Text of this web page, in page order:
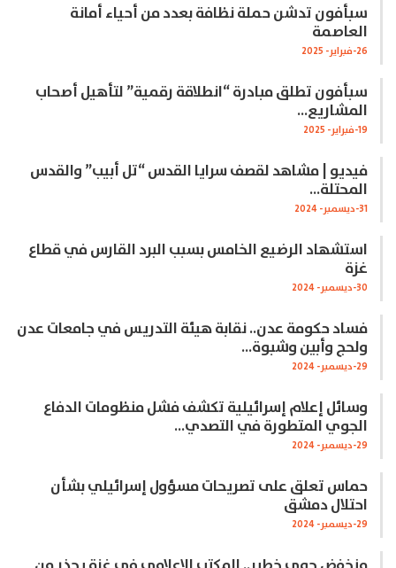
سبأفون تدشن حملة نظافة بعدد من أحياء أمانة
العاصمة
26-فبراير- 2025
سبأفون تطلق مبادرة “انطلاقة رقمية” لتأهيل أصحاب
المشاريع…
19-فبراير- 2025
فيديو | مشاهد لقصف سرايا القدس “تل أبيب” والقدس
المحتلة…
31-ديسمبر- 2024
استشهاد الرضيع الخامس بسبب البرد القارس في قطاع
غزة
30-ديسمبر- 2024
فساد حكومة عدن.. نقابة هيئة التدريس في جامعات عدن
ولحج وأبين وشبوة…
29-ديسمبر- 2024
وسائل إعلام إسرائيلية تكشف فشل منظومات الدفاع
الجوي المتطورة في التصدي…
29-ديسمبر- 2024
حماس تعلق على تصريحات مسؤول إسرائيلي بشأن
احتلال دمشق
29-ديسمبر- 2024